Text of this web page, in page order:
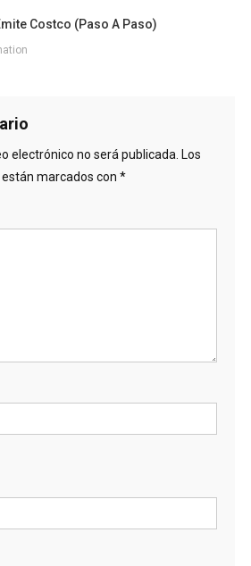
Costco (paso A Paso)
electrónico no será publicada. Los
marcados con *